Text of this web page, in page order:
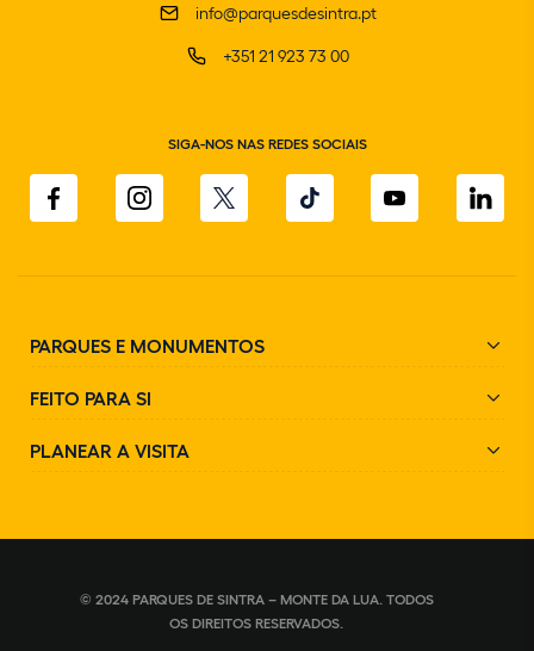
info@parquesdesintra.pt
+351 21 923 73 00
SIGA-NOS NAS REDES SOCIAIS
PARQUES E MONUMENTOS
FEITO PARA SI
PLANEAR A VISITA
© 2024 PARQUES DE SINTRA – MONTE DA LUA. TODOS
OS DIREITOS RESERVADOS.